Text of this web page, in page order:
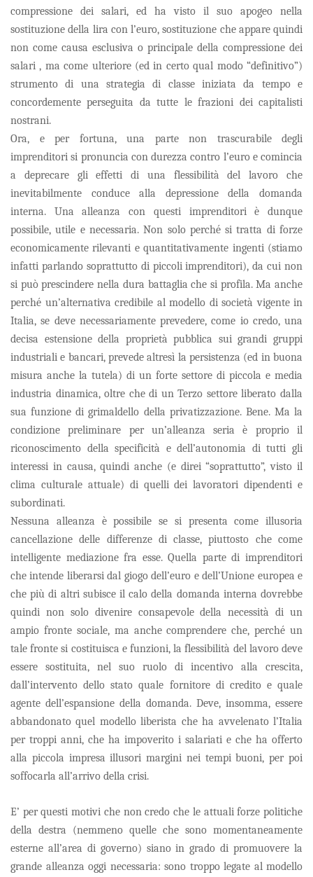
compressione dei salari, ed ha visto il suo apogeo nella
sostituzione della lira con l’euro, sostituzione che appare quindi
non come causa esclusiva o principale della compressione dei
salari , ma come ulteriore (ed in certo qual modo “definitivo”)
strumento di una strategia di classe iniziata da tempo e
concordemente perseguita da tutte le frazioni dei capitalisti
nostrani.
Ora, e per fortuna, una parte non trascurabile degli
imprenditori si pronuncia con durezza contro l’euro e comincia
a deprecare gli effetti di una flessibilità del lavoro che
inevitabilmente conduce alla depressione della domanda
interna. Una alleanza con questi imprenditori è dunque
possibile, utile e necessaria. Non solo perché si tratta di forze
economicamente rilevanti e quantitativamente ingenti (stiamo
infatti parlando soprattutto di piccoli imprenditori), da cui non
si può prescindere nella dura battaglia che si profila. Ma anche
perché un’alternativa credibile al modello di società vigente in
Italia, se deve necessariamente prevedere, come io credo, una
decisa estensione della proprietà pubblica sui grandi gruppi
industriali e bancari, prevede altresì la persistenza (ed in buona
misura anche la tutela) di un forte settore di piccola e media
industria dinamica, oltre che di un Terzo settore liberato dalla
sua funzione di grimaldello della privatizzazione. Bene. Ma la
condizione preliminare per un’alleanza seria è proprio il
riconoscimento della specificità e dell’autonomia di tutti gli
interessi in causa, quindi anche (e direi “soprattutto”, visto il
clima culturale attuale) di quelli dei lavoratori dipendenti e
subordinati.
Nessuna alleanza è possibile se si presenta come illusoria
cancellazione delle differenze di classe, piuttosto che come
intelligente mediazione fra esse. Quella parte di imprenditori
che intende liberarsi dal giogo dell’euro e dell’Unione europea e
che più di altri subisce il calo della domanda interna dovrebbe
quindi non solo divenire consapevole della necessità di un
ampio fronte sociale, ma anche comprendere che, perché un
tale fronte si costituisca e funzioni, la flessibilità del lavoro deve
essere sostituita, nel suo ruolo di incentivo alla crescita,
dall’intervento dello stato quale fornitore di credito e quale
agente dell’espansione della domanda. Deve, insomma, essere
abbandonato quel modello liberista che ha avvelenato l’Italia
per troppi anni, che ha impoverito i salariati e che ha offerto
alla piccola impresa illusori margini nei tempi buoni, per poi
soffocarla all’arrivo della crisi.
E’ per questi motivi che non credo che le attuali forze politiche
della destra (nemmeno quelle che sono momentaneamente
esterne all’area di governo) siano in grado di promuovere la
grande alleanza oggi necessaria: sono troppo legate al modello